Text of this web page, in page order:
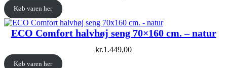
Køb varen her
ECO Comfort halvhøj seng 70×160 cm. – natur
kr.1.449,00
Køb varen her